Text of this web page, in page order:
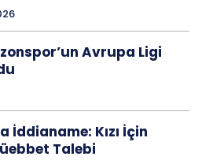
Avrupa Ligi
İddianame: Kızı İçin
Talebi